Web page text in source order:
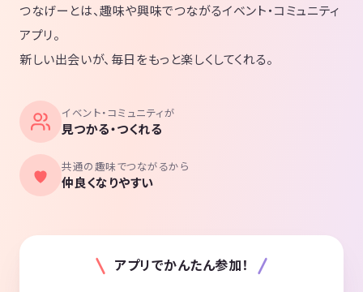
つなげーとは、趣味や興味でつながるイベント・コミュニティ
アプリ。
新しい出会いが、毎日をもっと楽しくしてくれる。
イベント・コミュニティが
見つかる・つくれる
共通の趣味でつながるから
仲良くなりやすい
アプリでかんたん参加！